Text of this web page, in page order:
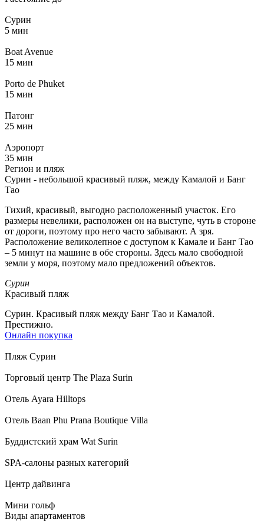
Сурин
5 мин
Boat Avenue
15 мин
Porto de Phuket
15 мин
Патонг
25 мин
Аэропорт
35 мин
Регион и пляж
Сурин - небольшой красивый пляж, между Камалой и Банг
Тао
Тихий, красивый, выгодно расположенный участок. Его
размеры невелики, расположен он на выступе, чуть в стороне
от дороги, поэтому про него часто забывают. А зря.
Расположение великолепное с доступом к Камале и Банг Тао
– 5 минут на машине в обе стороны. Здесь мало свободной
земли у моря, поэтому мало предложений объектов.
Сурин
Красивый пляж
Сурин. Красивый пляж между Банг Тао и Камалой.
Престижно.
Онлайн покупка
Пляж Сурин
Торговый центр The Plaza Surin
Отель Ayara Hilltops
Отель Baan Phu Prana Boutique Villa
Буддистский храм Wat Surin
SPA-салоны разных категорий
Центр дайвинга
Мини гольф
Виды апартаментов